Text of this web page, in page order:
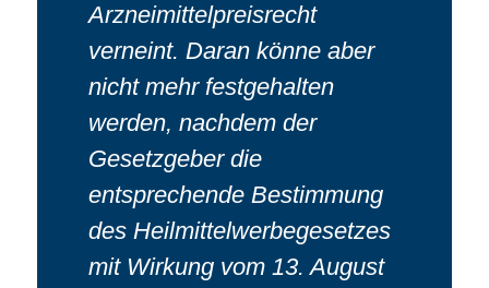
Arzneimittelpreisrecht
verneint. Daran könne aber
nicht mehr festgehalten
werden, nachdem der
Gesetzgeber die
entsprechende Bestimmung
des Heilmittelwerbegesetzes
mit Wirkung vom 13. August